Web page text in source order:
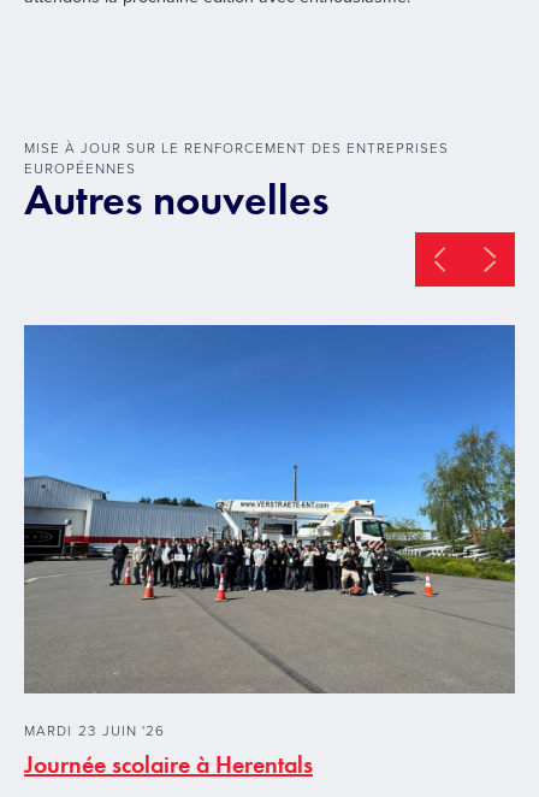
MISE À JOUR SUR LE RENFORCEMENT DES ENTREPRISES
EUROPÉENNES
Autres nouvelles
MARDI 23 JUIN '26
Journée scolaire à Herentals